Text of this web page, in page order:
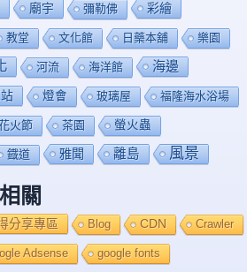
廟宇 彌勒佛 彩繪
教堂 文化館 日藥本舖 樂園
河流 海洋館 海邊
燈會 玻璃屋 福隆海水浴場
火節 茶園 螢火蟲
鐡道 雅聞 離島 風景
關
分享專區 Blog CDN Crawler
Adsense google fonts